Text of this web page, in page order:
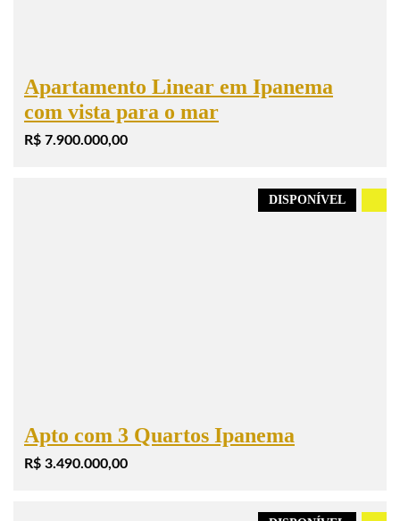
Apartamento Linear em Ipanema
com vista para o mar
R$ 7.900.000,00
DISPONÍVEL
Apto com 3 Quartos Ipanema
R$ 3.490.000,00